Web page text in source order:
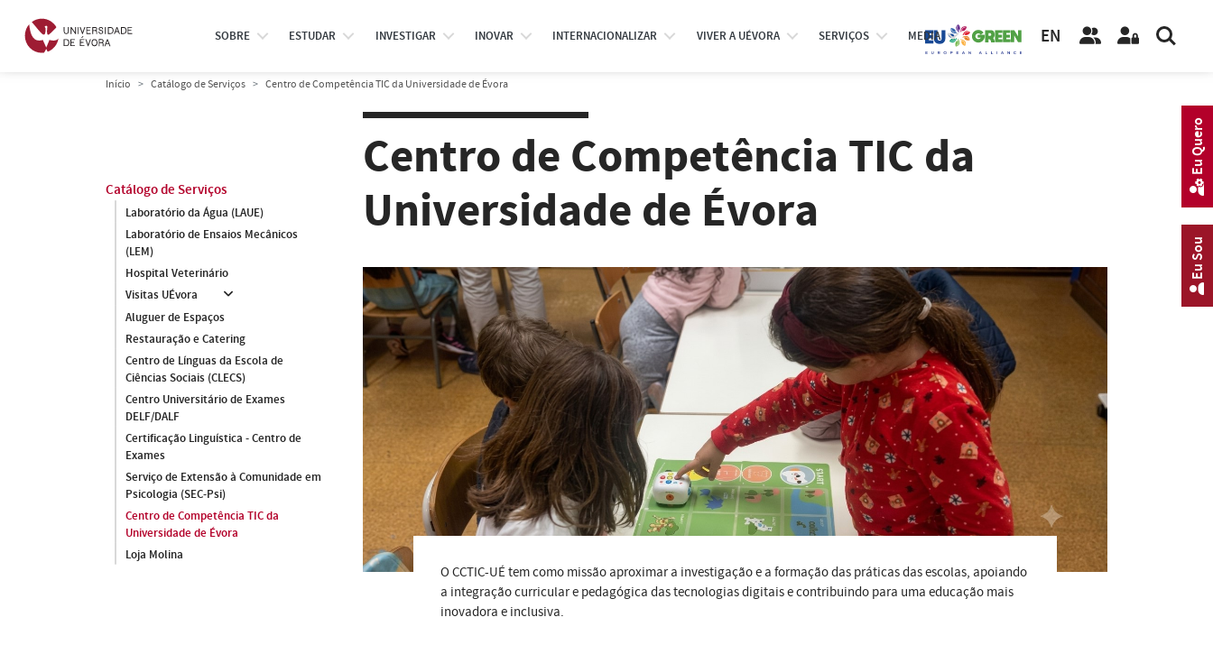
SOBRE ESTUDAR INVESTIGAR INOVAR INTERNACIONALIZAR VIVER A UÉVORA SERVIÇOS MEDIA EN
Início Catálogo de Serviços Centro de Competência TIC da Universidade de Évora
Catálogo de Serviços
Laboratório da Água (LAUE)
Laboratório de Ensaios Mecânicos
(LEM)
Hospital Veterinário
Visitas UÉvora
Aluguer de Espaços
Restauração e Catering
Centro de Línguas da Escola de
Ciências Sociais (CLECS)
Centro Universitário de Exames
DELF/DALF
Certificação Linguística - Centro de
Exames
Serviço de Extensão à Comunidade em
Psicologia (SEC-Psi)
Centro de Competência TIC da
Universidade de Évora
Loja Molina
Centro de Competência TIC da
Universidade de Évora
O CCTIC-UÉ tem como missão aproximar a investigação e a formação das práticas das escolas, apoiando
a integração curricular e pedagógica das tecnologias digitais e contribuindo para uma educação mais
inovadora e inclusiva.
Eu Sou
Eu Quero